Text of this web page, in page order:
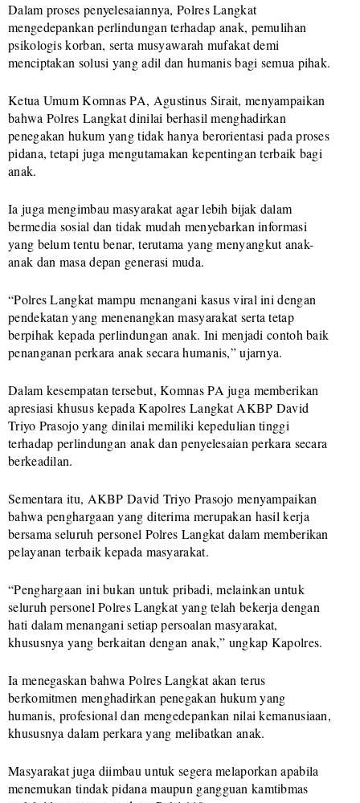
Dalam proses penyelesaiannya, Polres Langkat
mengedepankan perlindungan terhadap anak, pemulihan
psikologis korban, serta musyawarah mufakat demi
menciptakan solusi yang adil dan humanis bagi semua pihak.
Ketua Umum Komnas PA, Agustinus Sirait, menyampaikan
bahwa Polres Langkat dinilai berhasil menghadirkan
penegakan hukum yang tidak hanya berorientasi pada proses
pidana, tetapi juga mengutamakan kepentingan terbaik bagi
anak.
Ia juga mengimbau masyarakat agar lebih bijak dalam
bermedia sosial dan tidak mudah menyebarkan informasi
yang belum tentu benar, terutama yang menyangkut anak-
anak dan masa depan generasi muda.
“Polres Langkat mampu menangani kasus viral ini dengan
pendekatan yang menenangkan masyarakat serta tetap
berpihak kepada perlindungan anak. Ini menjadi contoh baik
penanganan perkara anak secara humanis,” ujarnya.
Dalam kesempatan tersebut, Komnas PA juga memberikan
apresiasi khusus kepada Kapolres Langkat AKBP David
Triyo Prasojo yang dinilai memiliki kepedulian tinggi
terhadap perlindungan anak dan penyelesaian perkara secara
berkeadilan.
Sementara itu, AKBP David Triyo Prasojo menyampaikan
bahwa penghargaan yang diterima merupakan hasil kerja
bersama seluruh personel Polres Langkat dalam memberikan
pelayanan terbaik kepada masyarakat.
“Penghargaan ini bukan untuk pribadi, melainkan untuk
seluruh personel Polres Langkat yang telah bekerja dengan
hati dalam menangani setiap persoalan masyarakat,
khususnya yang berkaitan dengan anak,” ungkap Kapolres.
Ia menegaskan bahwa Polres Langkat akan terus
berkomitmen menghadirkan penegakan hukum yang
humanis, profesional dan mengedepankan nilai kemanusiaan,
khususnya dalam perkara yang melibatkan anak.
Masyarakat juga diimbau untuk segera melaporkan apabila
menemukan tindak pidana maupun gangguan kamtibmas